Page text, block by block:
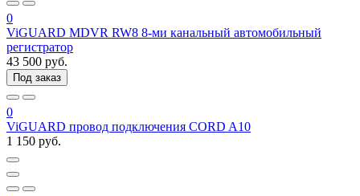
0
ViGUARD MDVR RW8 8-ми канальный автомобильный
регистратор
43 500 руб.
Под заказ
0
ViGUARD провод подключения CORD A10
1 150 руб.